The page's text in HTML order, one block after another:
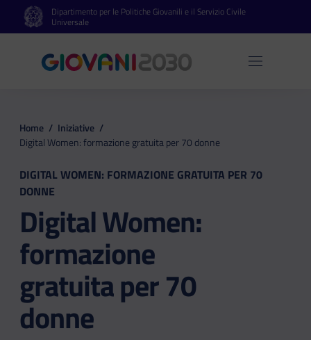
Vai al contenuto principale
Vai al footerDipartimento per le Politiche Giovanili e il Servizio Civile
Universale
Apri
Home / Iniziative /
Digital Women: formazione gratuita per 70 donne
DIGITAL WOMEN: FORMAZIONE GRATUITA PER 70
DONNE
Digital Women:
formazione
gratuita per 70
donne